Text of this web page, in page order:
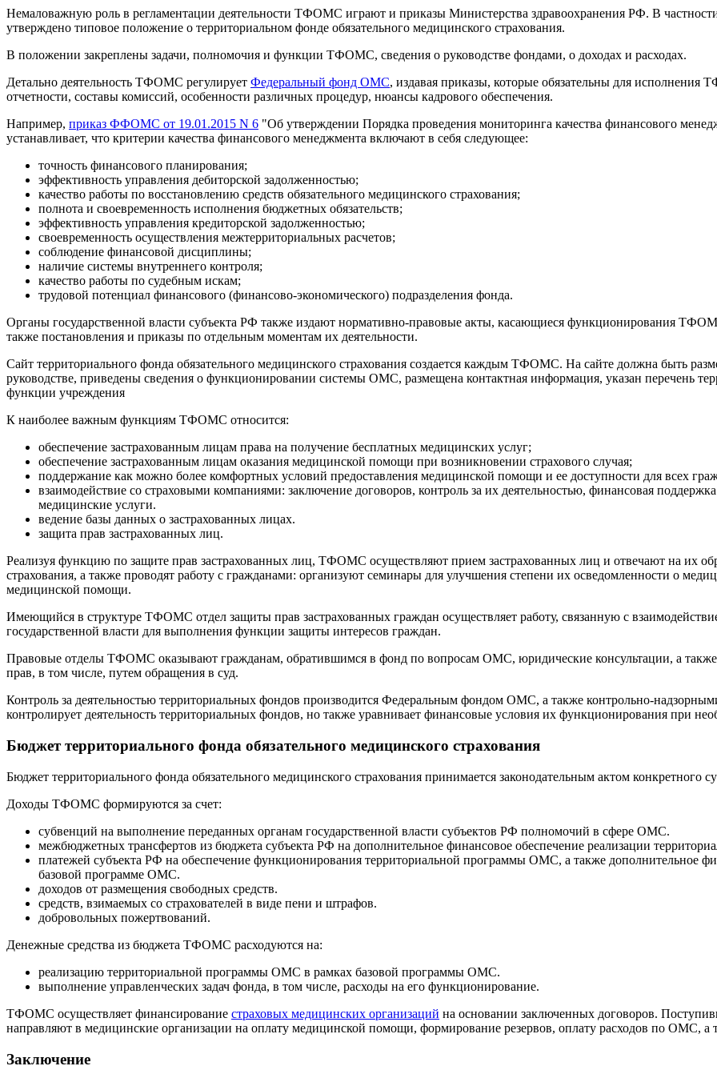
Немаловажную роль в регламентации деятельности ТФОМС играют и приказы Министерства здравоохранения РФ. В
утверждено типовое положение о территориальном фонде обязательного медицинского страхования.
В положении закреплены задачи, полномочия и функции ТФОМС, сведения о руководстве фондами, о доходах и расходах.
Детально деятельность ТФОМС регулирует Федеральный фонд ОМС, издавая приказы, которые обязательны для
отчетности, составы комиссий, особенности различных процедур, нюансы кадрового обеспечения.
Например, приказ ФФОМС от 19.01.2015 N 6 "Об утверждении Порядка проведения мониторинга качества финансового
устанавливает, что критерии качества финансового менеджмента включают в себя следующее:
точность финансового планирования;
эффективность управления дебиторской задолженностью;
качество работы по восстановлению средств обязательного медицинского страхования;
полнота и своевременность исполнения бюджетных обязательств;
эффективность управления кредиторской задолженностью;
своевременность осуществления межтерриториальных расчетов;
соблюдение финансовой дисциплины;
наличие системы внутреннего контроля;
качество работы по судебным искам;
трудовой потенциал финансового (финансово-экономического) подразделения фонда.
Органы государственной власти субъекта РФ также издают нормативно-правовые акты, касающиеся функционирования
также постановления и приказы по отдельным моментам их деятельности.
Сайт территориального фонда обязательного медицинского страхования создается каждым ТФОМС. На сайте должна быть
руководстве, приведены сведения о функционировании системы ОМС, размещена контактная информация, указан перечень
функции учреждения
К наиболее важным функциям ТФОМС относится:
обеспечение застрахованным лицам права на получение бесплатных медицинских услуг;
обеспечение застрахованным лицам оказания медицинской помощи при возникновении страхового случая;
поддержание как можно более комфортных условий предоставления медицинской помощи и ее доступности для всех
взаимодействие со страховыми компаниями: заключение договоров, контроль за их деятельностью, финансовая
медицинские услуги.
ведение базы данных о застрахованных лицах.
защита прав застрахованных лиц.
Реализуя функцию по защите прав застрахованных лиц, ТФОМС осуществляют прием застрахованных лиц и отвечают на их
страхования, а также проводят работу с гражданами: организуют семинары для улучшения степени их осведомленности о
медицинской помощи.
Имеющийся в структуре ТФОМС отдел защиты прав застрахованных граждан осуществляет работу, связанную с
государственной власти для выполнения функции защиты интересов граждан.
Правовые отделы ТФОМС оказывают гражданам, обратившимся в фонд по вопросам ОМС, юридические консультации, а также
прав, в том числе, путем обращения в суд.
Контроль за деятельностью территориальных фондов производится Федеральным фондом ОМС, а также контрольно-
контролирует деятельность территориальных фондов, но также уравнивает финансовые условия их функционирования при
Бюджет территориального фонда обязательного медицинского страхования
Бюджет территориального фонда обязательного медицинского страхования принимается законодательным актом конкретного
Доходы ТФОМС формируются за счет:
субвенций на выполнение переданных органам государственной власти субъектов РФ полномочий в сфере ОМС.
межбюджетных трансфертов из бюджета субъекта РФ на дополнительное финансовое обеспечение реализации
платежей субъекта РФ на обеспечение функционирования территориальной программы ОМС, а также дополнительное
базовой программе ОМС.
доходов от размещения свободных средств.
средств, взимаемых со страхователей в виде пени и штрафов.
добровольных пожертвований.
Денежные средства из бюджета ТФОМС расходуются на:
реализацию территориальной программы ОМС в рамках базовой программы ОМС.
выполнение управленческих задач фонда, в том числе, расходы на его функционирование.
ТФОМС осуществляет финансирование страховых медицинских организаций на основании заключенных договоров.
направляют в медицинские организации на оплату медицинской помощи, формирование резервов, оплату расходов по ОМС, а
Заключение